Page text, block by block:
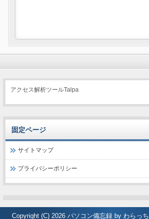
アクセス解析ツールTalpa
固定ページ
サイトマップ
プライバシーポリシー
Copyright (C) 2026 パソコン備忘録 by わらっち